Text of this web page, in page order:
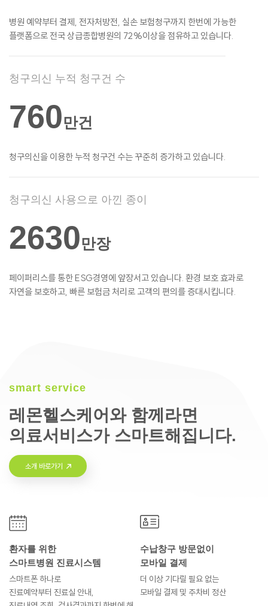
병원 예약부터 결제, 전자처방전, 실손 보험청구까지 한번에 가능한
플랫폼으로 전국 상급종합병원의 72%이상을 점유하고 있습니다.
청구의신 누적 청구건 수
760만건
청구의신을 이용한 누적 청구건 수는 꾸준히 증가하고 있습니다.
청구의신 사용으로 아낀 종이
2630만장
페이퍼리스를 통한 ESG경영에 앞장서고 있습니다. 환경 보호 효과로
자연을 보호하고, 빠른 보험금 처리로 고객의 편의를 증대시킵니다.
smart service
레몬헬스케어와 함께라면
의료서비스가 스마트해집니다.
소개 바로가기
환자를 위한
스마트병원 진료시스템
스마트폰 하나로
진료예약부터 진료실 안내,
수납창구 방문없이
모바일 결제
더 이상 기다릴 필요 없는
모바일 결제 및 주차비 정산